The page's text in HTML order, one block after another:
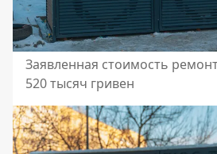
Заявленная стоимость
520 тысяч гривен